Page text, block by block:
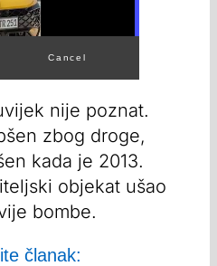
nije poznat.
zbog droge,
kada je 2013.
objekat ušao
bombe.
članak: